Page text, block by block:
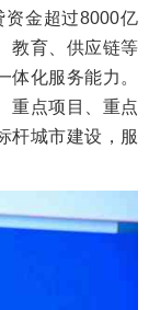
资金超过8000亿
教育、供应链等
化服务能力。
重点项目、重点
杆城市建设，服